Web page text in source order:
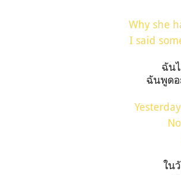
Why she
I said
ฉัน
ฉันพูดอ
ใน